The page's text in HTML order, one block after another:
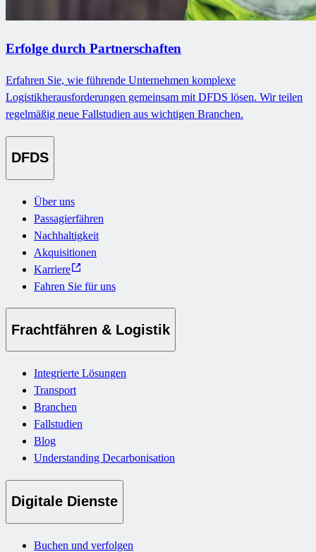
Erfolge durch Partnerschaften
Erfahren Sie, wie führende Unternehmen komplexe
Logistikherausforderungen gemeinsam mit DFDS lösen. Wir teilen
regelmäßig neue Fallstudien aus wichtigen Branchen.
DFDS
Über uns
Passagierfähren
Nachhaltigkeit
Akquisitionen
Karriere
Fahren Sie für uns
Frachtfähren & Logistik
Integrierte Lösungen
Transport
Branchen
Fallstudien
Blog
Understanding Decarbonisation
Digitale Dienste
Buchen und verfolgen